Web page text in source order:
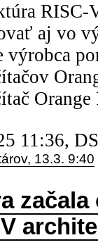
RISC-
aj vo
výrobca
Orange
11:36,
13.3. 9:40